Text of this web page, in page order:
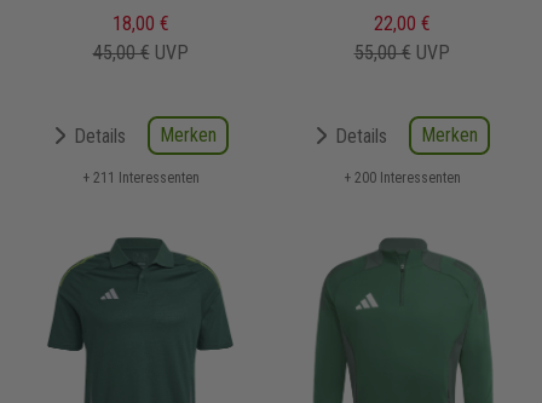
18,00 €
45,00 € UVP
Details Merken
+ 211 Interessenten
22,00 €
55,00 € UVP
Details Merken
+ 200 Interessenten